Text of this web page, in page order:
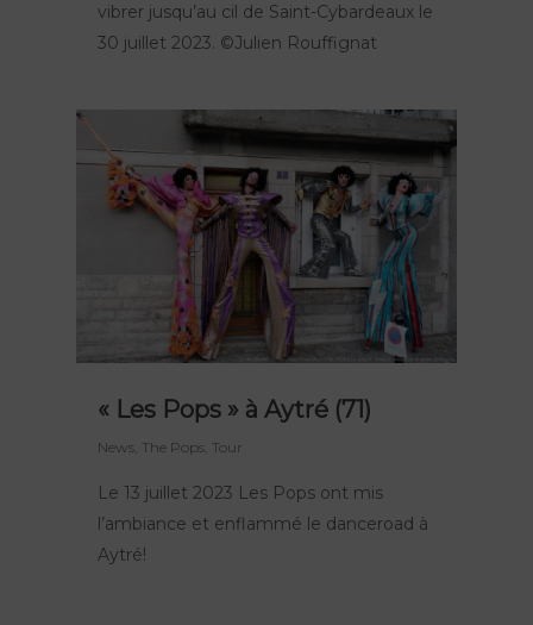
vibrer jusqu’au cil de Saint-Cybardeaux le
30 juillet 2023. ©Julien Rouffignat
« Les Pops » à Aytré (71)
News ,The Pops ,Tour
Le 13 juillet 2023 Les Pops ont mis
l’ambiance et enflammé le danceroad à
Aytré!
TOTEMS
The Pops
Polynie
News
FR
EN